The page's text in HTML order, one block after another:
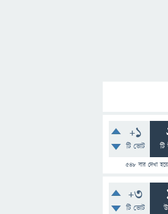
+1
টি ভোট টি
548বার দেখা
+3
টি ভোট